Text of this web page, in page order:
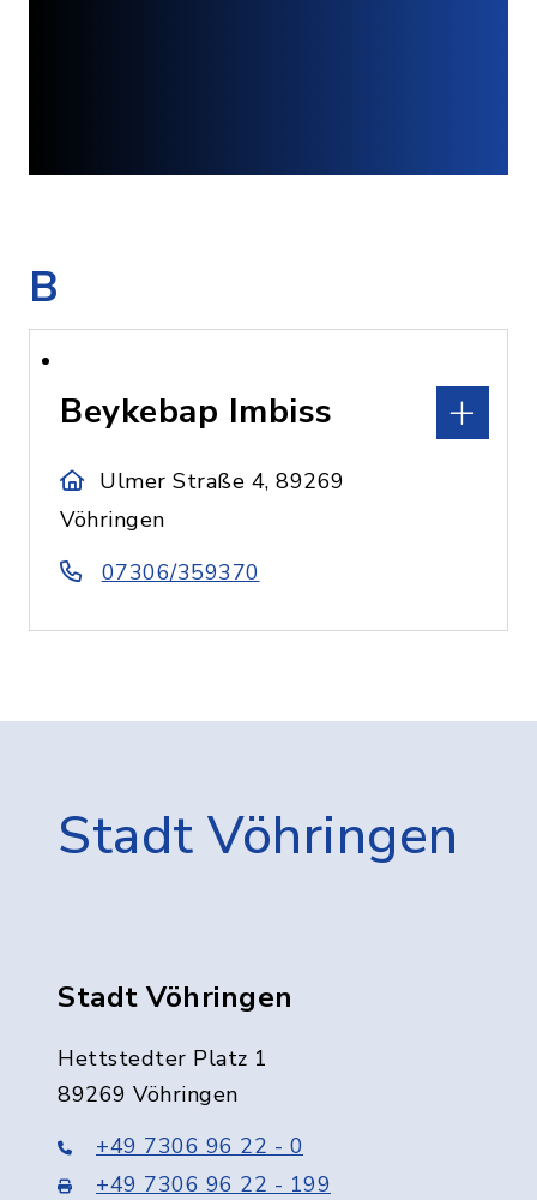
B
Beykebap Imbiss
Ulmer Straße 4, 89269
Vöhringen
07306/359370
Stadt Vöhringen
Stadt Vöhringen
Hettstedter Platz 1
89269 Vöhringen
+49 7306 96 22 - 0
+49 7306 96 22 - 199